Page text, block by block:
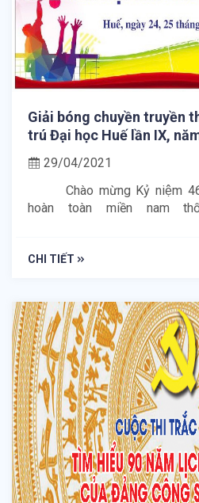
Giải bóng chuyền truyền
trú Đại học Huế lần IX,
29/04/2021
Chào mừng Kỷ niệm
hoàn toàn miền nam
tinh thần đoàn kết giao lưu
thứ IX, năm 2021 trong hai
2021.
CHI TIẾT